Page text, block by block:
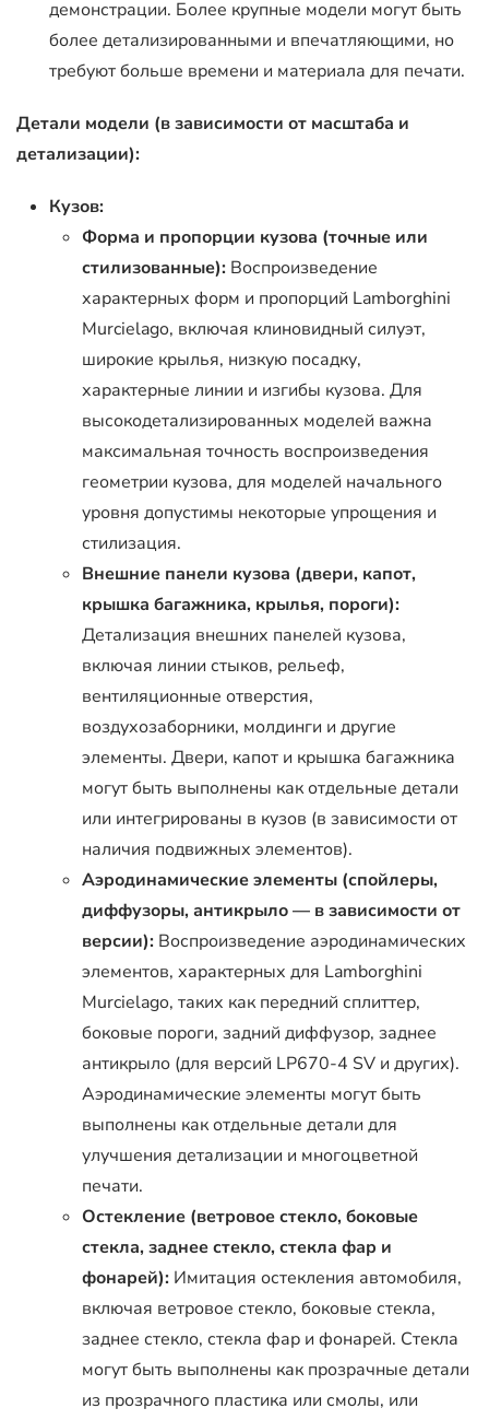
демонстрации. Более крупные модели могут быть
более детализированными и впечатляющими, но
требуют больше времени и материала для печати.
Детали модели (в зависимости от масштаба и
детализации):
Кузов:
Форма и пропорции кузова (точные или
стилизованные): Воспроизведение
характерных форм и пропорций Lamborghini
Murcielago, включая клиновидный силуэт,
широкие крылья, низкую посадку,
характерные линии и изгибы кузова. Для
высокодетализированных моделей важна
максимальная точность воспроизведения
геометрии кузова, для моделей начального
уровня допустимы некоторые упрощения и
стилизация.
Внешние панели кузова (двери, капот,
крышка багажника, крылья, пороги):
Детализация внешних панелей кузова,
включая линии стыков, рельеф,
вентиляционные отверстия,
воздухозаборники, молдинги и другие
элементы. Двери, капот и крышка багажника
могут быть выполнены как отдельные детали
или интегрированы в кузов (в зависимости от
наличия подвижных элементов).
Аэродинамические элементы (спойлеры,
диффузоры, антикрыло — в зависимости от
версии): Воспроизведение аэродинамических
элементов, характерных для Lamborghini
Murcielago, таких как передний сплиттер,
боковые пороги, задний диффузор, заднее
антикрыло (для версий LP670-4 SV и других).
Аэродинамические элементы могут быть
выполнены как отдельные детали для
улучшения детализации и многоцветной
печати.
Остекление (ветровое стекло, боковые
стекла, заднее стекло, стекла фар и
фонарей): Имитация остекления автомобиля,
включая ветровое стекло, боковые стекла,
заднее стекло, стекла фар и фонарей. Стекла
могут быть выполнены как прозрачные детали
из прозрачного пластика или смолы, или